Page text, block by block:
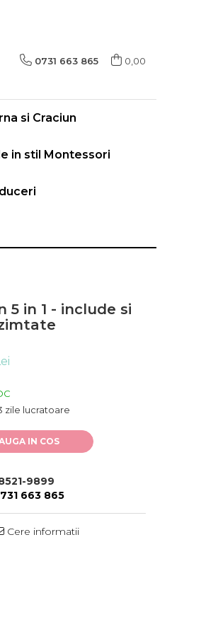
0731 663 865 0,00
si Craciun
in stil Montessori
in 1 - include si
zile lucratoare
IN COS
9899
663 865
Cere informatii